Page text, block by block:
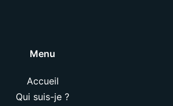
Menu
Accueil
Qui suis-je ?